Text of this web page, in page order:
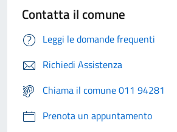
Contatta il comune
Leggi le domande frequenti
Richiedi Assistenza
Chiama il comune 011 94281
Prenota un appuntamento